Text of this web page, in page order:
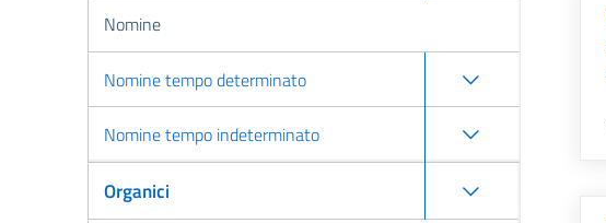
Nomine
Nomine tempo determinato
Nomine tempo indeterminato
Organici